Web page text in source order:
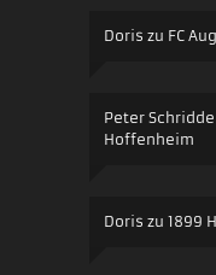
Doris zu FC
Peter Schridde
Hoffenheim
Doris zu 1899